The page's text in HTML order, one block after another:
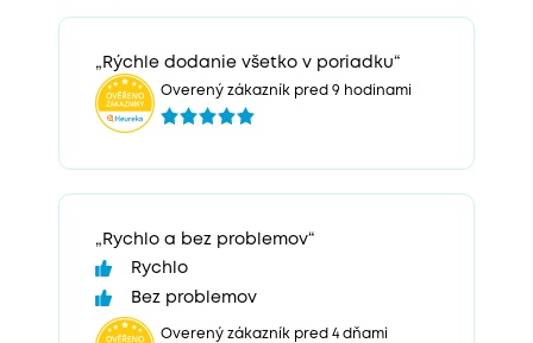
„Rýchle dodanie všetko v poriadku“
Overený zákazník pred 9 hodinami
„Rychlo a bez problemov“
Rychlo
Bez problemov
Overený zákazník pred 4 dňami